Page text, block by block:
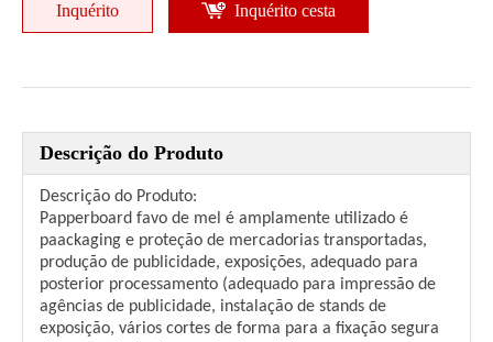
Inquérito Inquérito cesta
Descrição do Produto
Descrição do Produto:
Papperboard favo de mel é amplamente utilizado é
paackaging e proteção de mercadorias transportadas,
produção de publicidade, exposições, adequado para
posterior processamento (adequado para impressão de
agências de publicidade, instalação de stands de
exposição, vários cortes de forma para a fixação segura